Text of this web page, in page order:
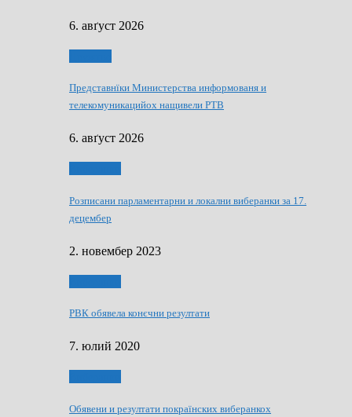
6. авґуст 2026
Представнїки Министерства информованя и
телекомуникацийох нащивели РТВ
6. авґуст 2026
Розписани парламентарни и локални виберанки за 17.
децембер
2. новембер 2023
РВК обявела конєчни резултати
7. юлий 2020
Обявени и резултати покраїнских виберанкох